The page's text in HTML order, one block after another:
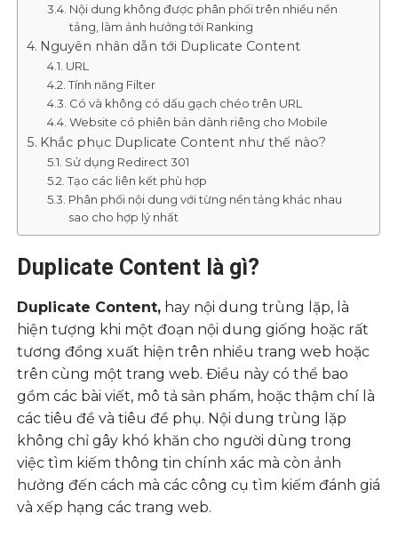
Nội dung không được phân phối trên nhiều nền
tảng, làm ảnh hưởng tới Ranking
Nguyên nhân dẫn tới Duplicate Content
URL
Tính năng Filter
Có và không có dấu gạch chéo trên URL
Website có phiên bản dành riêng cho Mobile
Khắc phục Duplicate Content như thế nào?
Sử dụng Redirect 301
Tạo các liên kết phù hợp
Phân phối nội dung với từng nền tảng khác nhau
sao cho hợp lý nhất
Duplicate Content là gì?
Duplicate Content, hay nội dung trùng lặp, là
hiện tượng khi một đoạn nội dung giống hoặc rất
tương đồng xuất hiện trên nhiều trang web hoặc
trên cùng một trang web. Điều này có thể bao
gồm các bài viết, mô tả sản phẩm, hoặc thậm chí là
các tiêu đề và tiêu đề phụ. Nội dung trùng lặp
không chỉ gây khó khăn cho người dùng trong
việc tìm kiếm thông tin chính xác mà còn ảnh
hưởng đến cách mà các công cụ tìm kiếm đánh giá
và xếp hạng các trang web.